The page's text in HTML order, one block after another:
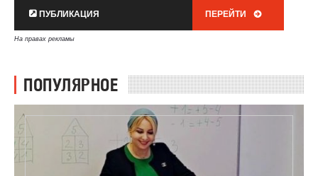
ПУБЛИКАЦИЯ ПЕРЕЙТИ
На правах рекламы
ПОПУЛЯРНОЕ